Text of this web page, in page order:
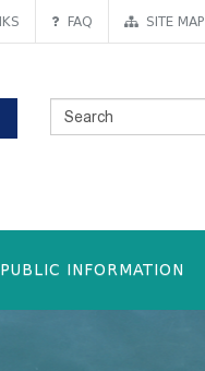
FAQ SITE MAP
PUBLIC INFORMATION